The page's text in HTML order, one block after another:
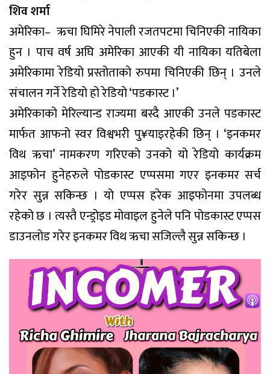
शिव शर्मा
अमेरिका– ऋचा घिमिरे नेपाली रजतपटमा चिनिएकी नायिका
हुन । पाच वर्ष अघि अमेरिका आएकी यी नायिका यतिबेला
अमेरिकामा रेडियो प्रस्तोताको रुपमा चिनिएकी छिन् । उनले
संचालन गर्ने रेडियो हो रेडियो ‘पडकास्ट ।’
अमेरिकाको मेरिल्यान्ड राज्यमा बस्दै आएकी उनले पडकास्ट
मार्फत आफनो स्वर विश्वभरी पु¥याइरहेकी छिन् । ‘इनकमर
विथ ऋचा’ नामकरण गरिएको उनको यो रेडियो कार्यक्रम
आइफोन हुनेहरुले पोडकास्ट एप्पसमा गएर इनकमर सर्च
गरेर सुन्न सकिन्छ । यो एप्पस हरेक आइफोनमा उपलब्ध
रहेको छ । त्यस्तै एन्ड्रोइड मोवाइल हुनेले पनि पोडकास्ट एप्पस
डाउनलोड गरेर इनकमर विथ ऋचा सजिल्लै सुन्न सकिन्छ ।